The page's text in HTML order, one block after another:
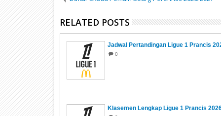
RELATED POSTS
Jadwal Pertandingan Ligue 1 Prancis
0
Klasemen Lengkap Ligue 1 Prancis